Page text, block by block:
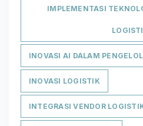
IMPLEMENTASI
INOVASI AI DALAM
INOVASI LOGISTIK
INTEGRASI VENDOR